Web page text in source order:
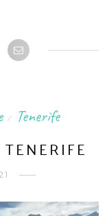
/ Tenerife